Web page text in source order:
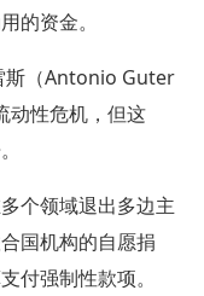
的资金。
斯（Antonio Guter
动性危机，但这
个领域退出多边主
国机构的自愿捐
付强制性款项。